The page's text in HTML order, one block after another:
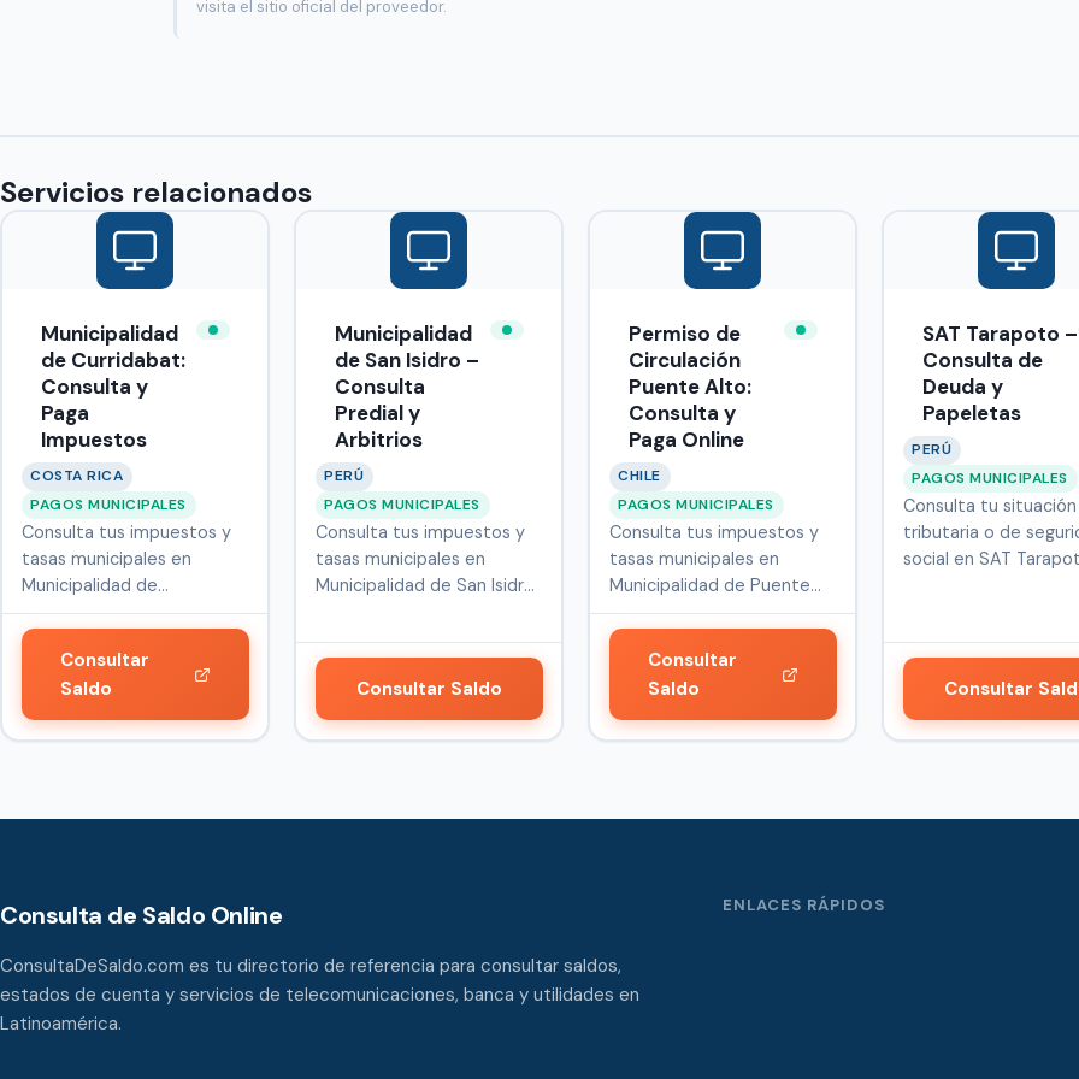
visita el sitio oficial del proveedor.
Servicios relacionados
Municipalidad
de Curridabat:
Consulta y
Paga
Impuestos
COSTA RICA
PAGOS MUNICIPALES
Consulta tus impuestos y
tasas municipales en
Municipalidad de
Curridabat, en C…
Consultar
Saldo
Municipalidad
de San Isidro –
Consulta
Predial y
Arbitrios
PERÚ
PAGOS MUNICIPALES
Consulta tus impuestos y
tasas municipales en
Municipalidad de San Isidro,
Consultar Saldo
Permiso de
Circulación
Puente Alto:
Consulta y
Paga Online
CHILE
PAGOS MUNICIPALES
Consulta tus impuestos y
tasas municipales en
Municipalidad de Puente
Alto, en …
Consultar
Saldo
SAT Tarapoto –
Consulta de
Deuda y
Papeletas
PERÚ
PAGOS MUNICIPALES
Consulta tu situación
tributaria o de
social en SAT
Consultar
Consulta de Saldo Online
ConsultaDeSaldo.com es tu directorio de referencia para consultar saldos,
estados de cuenta y servicios de telecomunicaciones, banca y utilidades en
Latinoamérica.
ENLACES RÁPIDOS